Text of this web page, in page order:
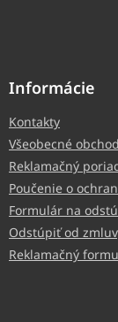
Informácie
Kontakty
Všeobecné
Reklamačný
Poučenie o
Formulár na
Odstúpiť od
Reklamačný